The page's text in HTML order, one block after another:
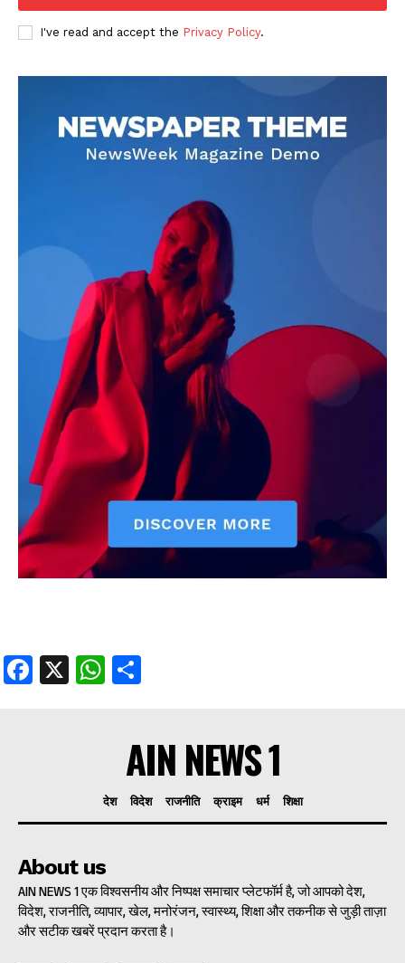
DOWNLOAD NOW
AIN NEWS 1
Contact Us
About Us
Privacy Policy
Terms of Use Agreement
Facebook
X WhatsApp
Share
I've read and accept the Privacy Policy.
Facebook
X WhatsApp
AIN NEWS 1
देश विदेश राजनीति क्राइम धर्म शिक्षा
About us
AIN NEWS 1 एक विश्वसनीय और निष्पक्ष समाचार प्लेटफॉर्म है, जो आपको देश,
विदेश, राजनीति, व्यापार, खेल, मनोरंजन, स्वास्थ्य, शिक्षा और तकनीक से जुड़ी ताज़ा
और सटीक खबरें प्रदान करता है।